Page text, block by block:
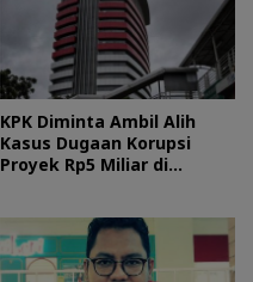
KPK Diminta Ambil Alih
Kasus Dugaan Korupsi
Proyek Rp5 Miliar di